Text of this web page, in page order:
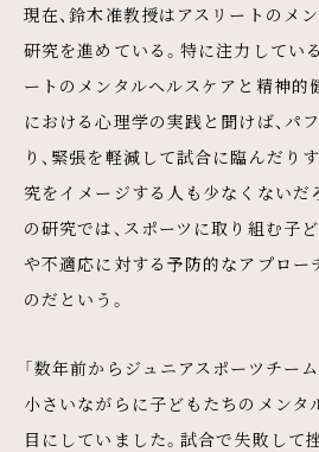
現在、鈴木准教授はアスリートのメ
研究を進めている。特に注力してい
ートのメンタルヘルスケアと精神的
における心理学の実践と聞けば、パ
り、緊張を軽減して試合に臨んだり
究をイメージする人も少なくないだ
の研究では、スポーツに取り組む子
や不適応に対する予防的なアプロー
のだという。
「数年前からジュニアスポーツチー
小さいながらに子どもたちのメンタ
目にしていました。試合で失敗して